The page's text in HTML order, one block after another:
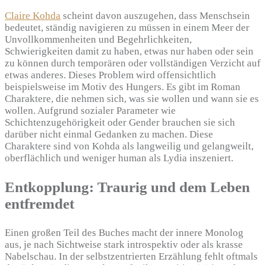
Claire Kohda scheint davon auszugehen, dass Menschsein
bedeutet, ständig navigieren zu müssen in einem Meer der
Unvollkommenheiten und Begehrlichkeiten,
Schwierigkeiten damit zu haben, etwas nur haben oder sein
zu können durch temporären oder vollständigen Verzicht auf
etwas anderes. Dieses Problem wird offensichtlich
beispielsweise im Motiv des Hungers. Es gibt im Roman
Charaktere, die nehmen sich, was sie wollen und wann sie es
wollen. Aufgrund sozialer Parameter wie
Schichtenzugehörigkeit oder Gender brauchen sie sich
darüber nicht einmal Gedanken zu machen. Diese
Charaktere sind von Kohda als langweilig und gelangweilt,
oberflächlich und weniger human als Lydia inszeniert.
Entkopplung: Traurig und dem Leben
entfremdet
Einen großen Teil des Buches macht der innere Monolog
aus, je nach Sichtweise stark introspektiv oder als krasse
Nabelschau. In der selbstzentrierten Erzählung fehlt oftmals